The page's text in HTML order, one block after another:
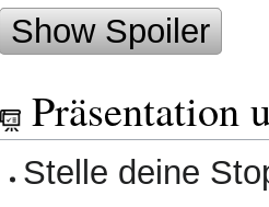
Show Spoiler
Präsentation
Stelle deine